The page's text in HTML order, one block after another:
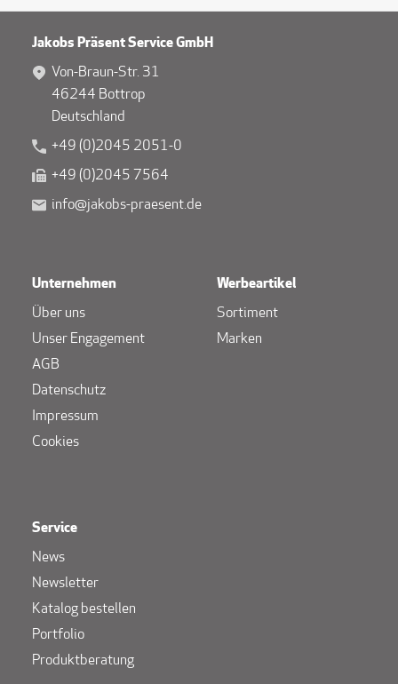
Jakobs Präsent Service GmbH
Von-Braun-Str. 31
46244 Bottrop
Deutschland
+49 (0)2045 2051-0
+49 (0)2045 7564
info@jakobs-praesent.de
Unternehmen
Über uns
Unser Engagement
AGB
Datenschutz
Impressum
Cookies
Werbeartikel
Sortiment
Marken
Service
News
Newsletter
Katalog bestellen
Portfolio
Produktberatung